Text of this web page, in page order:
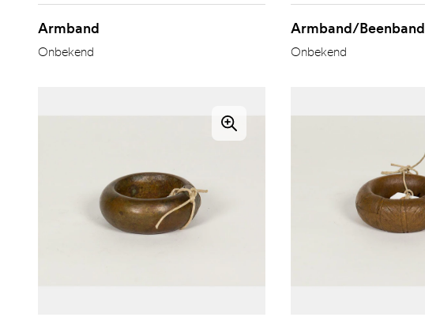
Armband
Onbekend
Armband/Beenband
Onbekend